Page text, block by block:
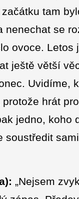
tam
nenechat se
ovoce.
ještě větší
Uvidíme,
hrát
jedno, koho
soustředit
„Nejsem